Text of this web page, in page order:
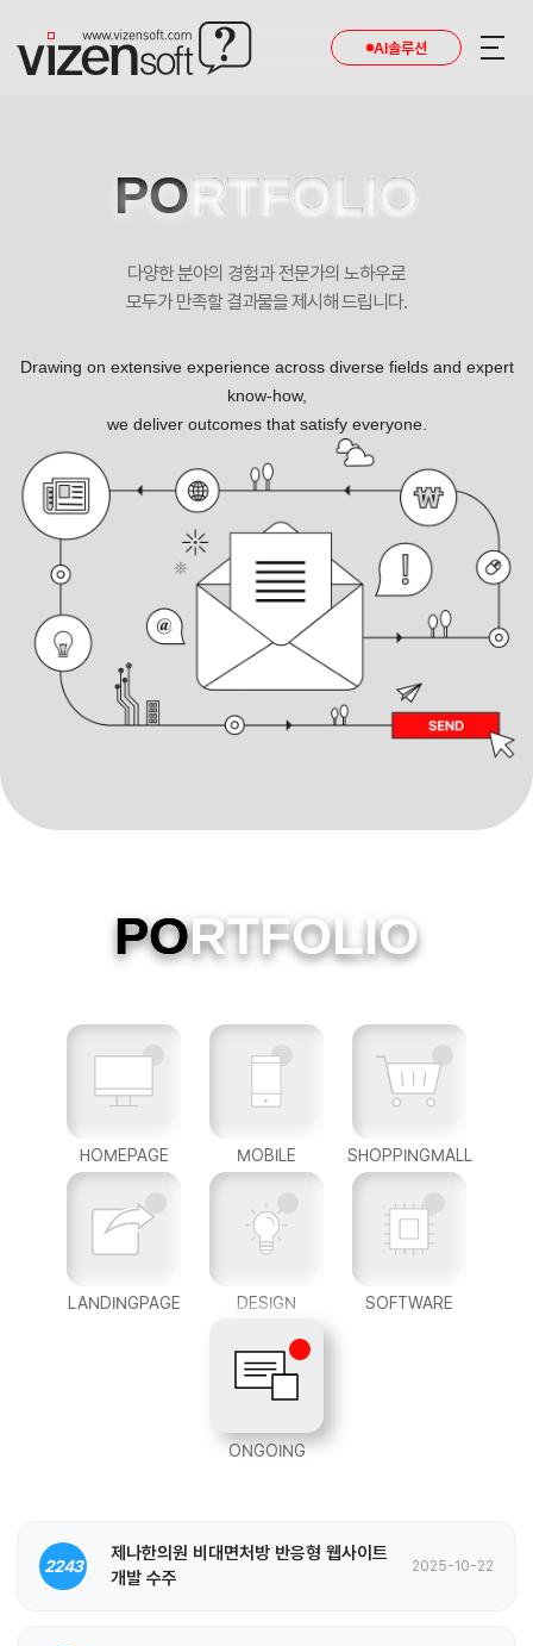
AI솔루션
PORTFOLIO
다양한 분야의 경험과 전문가의 노하우로
모두가 만족할 결과물을 제시해 드립니다.
Drawing on extensive experience across diverse fields and expert
know-how,
we deliver outcomes that satisfy everyone.
PORTFOLIO
HOMEPAGE MOBILE SHOPPINGMALL
LANDINGPAGE DESIGN SOFTWARE
ONGOING
2243
제나한의원 비대면처방 반응형 웹사이트
개발 수주
2025-10-22